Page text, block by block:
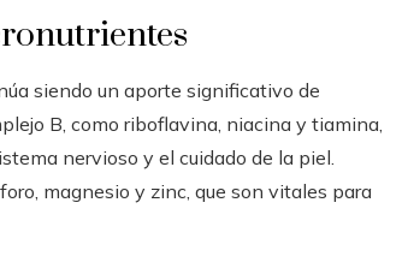
siendo un aporte significativo de
B, como riboflavina, niacina y tiamina,
nervioso y el cuidado de la piel.
magnesio y zinc, que son vitales para